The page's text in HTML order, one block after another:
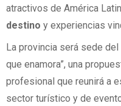
atractivos de América
destino y experiencias
La provincia será sede del
que enamora”, una
profesional que reunirá a
sector turístico y de